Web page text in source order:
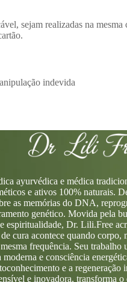
sejam realizadas na mesma
indevida
ayurvédica e médica
e ativos 100% naturais.
as memórias do DNA,
genético. Movida pela
espiritualidade, Dr. Lili.Free
cura acontece quando corpo,
frequência. Seu trabalho
moderna e consciência
e a regeneração
e inovadora, transforma